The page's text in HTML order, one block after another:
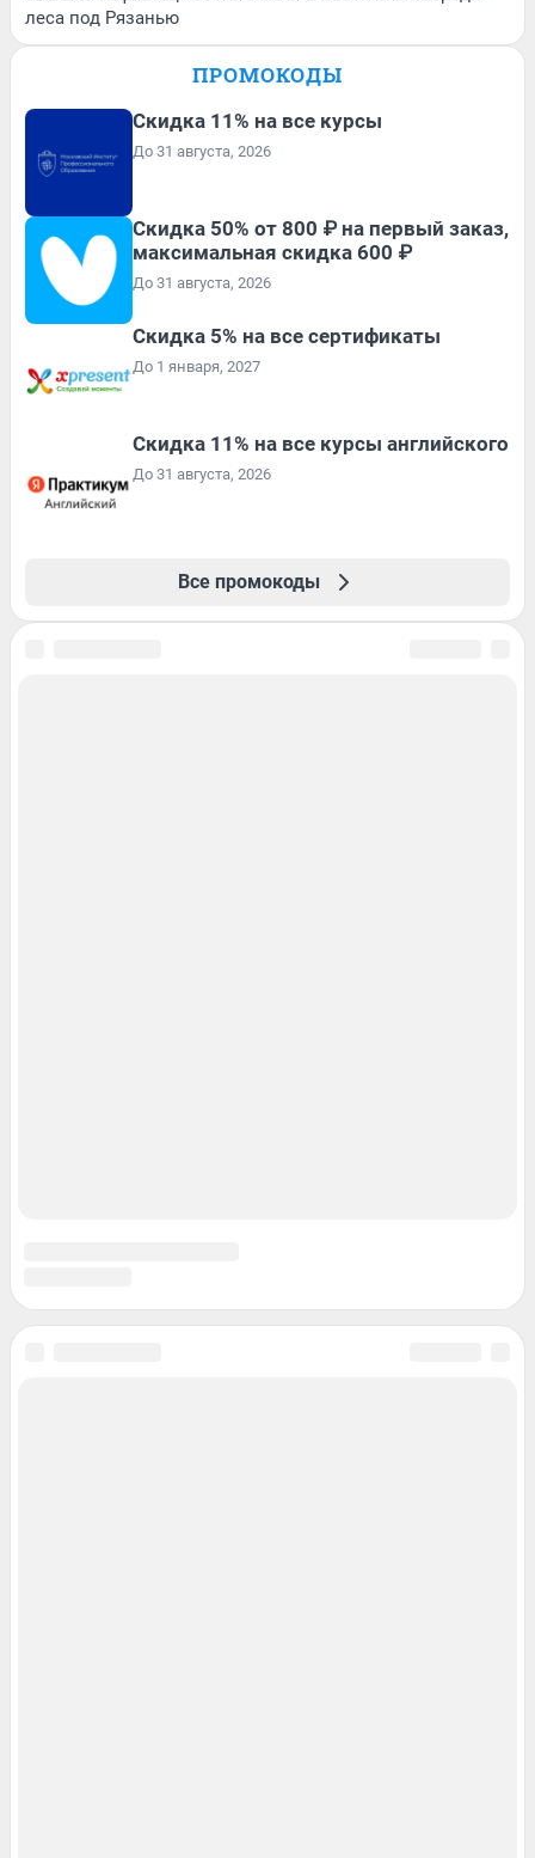
леса под Рязанью
ПРОМОКОДЫ
Скидка 11% на все курсы
До 31 августа, 2026
Скидка 50% от 800 ₽ на первый заказ,
максимальная скидка 600 ₽
До 31 августа, 2026
Скидка 5% на все сертификаты
До 1 января, 2027
Скидка 11% на все курсы английского
До 31 августа, 2026
Все промокоды